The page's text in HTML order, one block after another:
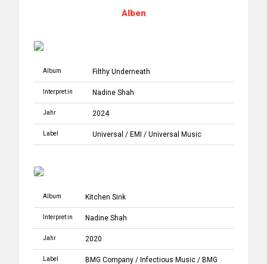
Alben
Album Filthy Underneath
Interpret:in Nadine Shah
Jahr 2024
Label Universal / EMI / Universal Music
Album Kitchen Sink
Interpret:in Nadine Shah
Jahr 2020
Label BMG Company / Infectious Music / BMG